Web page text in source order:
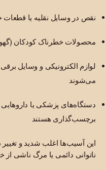
نقص در وسایل نقلیه یا قطعات
محصولات خطرناک کودکان
لوازم الکترونیکی و وسایل
می‌شوند
دستگاه‌های پزشکی یا
برچسب‌گذاری هستند
این آسیب‌ها اغلب شدید و
ناتوانی دائمی یا مرگ ناشی